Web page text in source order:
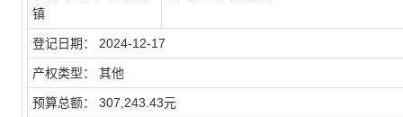
镇
登记日期： 2024-12-17
产权类型： 其他
预算总额： 307,243.43元